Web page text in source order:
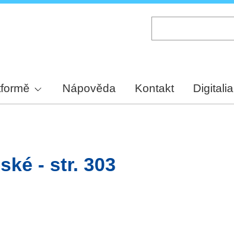
Nápověda Kontakt Digitalia
- str. 303